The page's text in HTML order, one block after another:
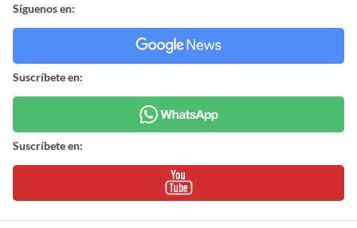
Síguenos en:
Suscríbete en:
Suscríbete en: